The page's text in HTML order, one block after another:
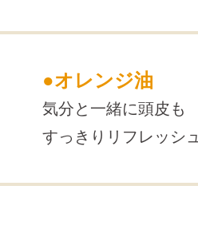
●オレンジ油
気分と一緒に頭皮も
すっきりリフレッシュ